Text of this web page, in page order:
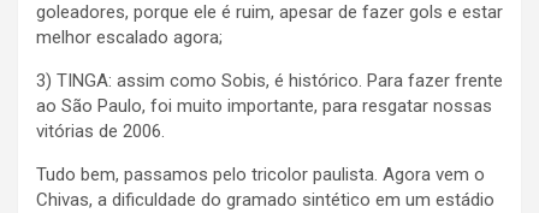
goleadores, porque ele é ruim, apesar de fazer gols e estar
melhor escalado agora;
3) TINGA: assim como Sobis, é histórico. Para fazer frente
ao São Paulo, foi muito importante, para resgatar nossas
vitórias de 2006.
Tudo bem, passamos pelo tricolor paulista. Agora vem o
Chivas, a dificuldade do gramado sintético em um estádio